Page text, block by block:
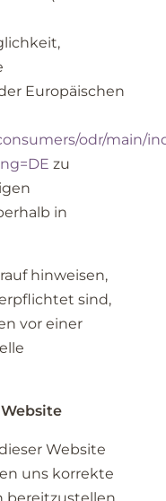
Europäischen
odr/main/
zu
in
hinweisen,
sind,
vor einer
Website
uns korrekte